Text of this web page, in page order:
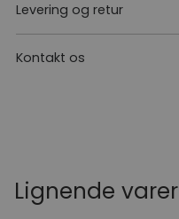
Levering og retur
Kontakt os
Lignende varer